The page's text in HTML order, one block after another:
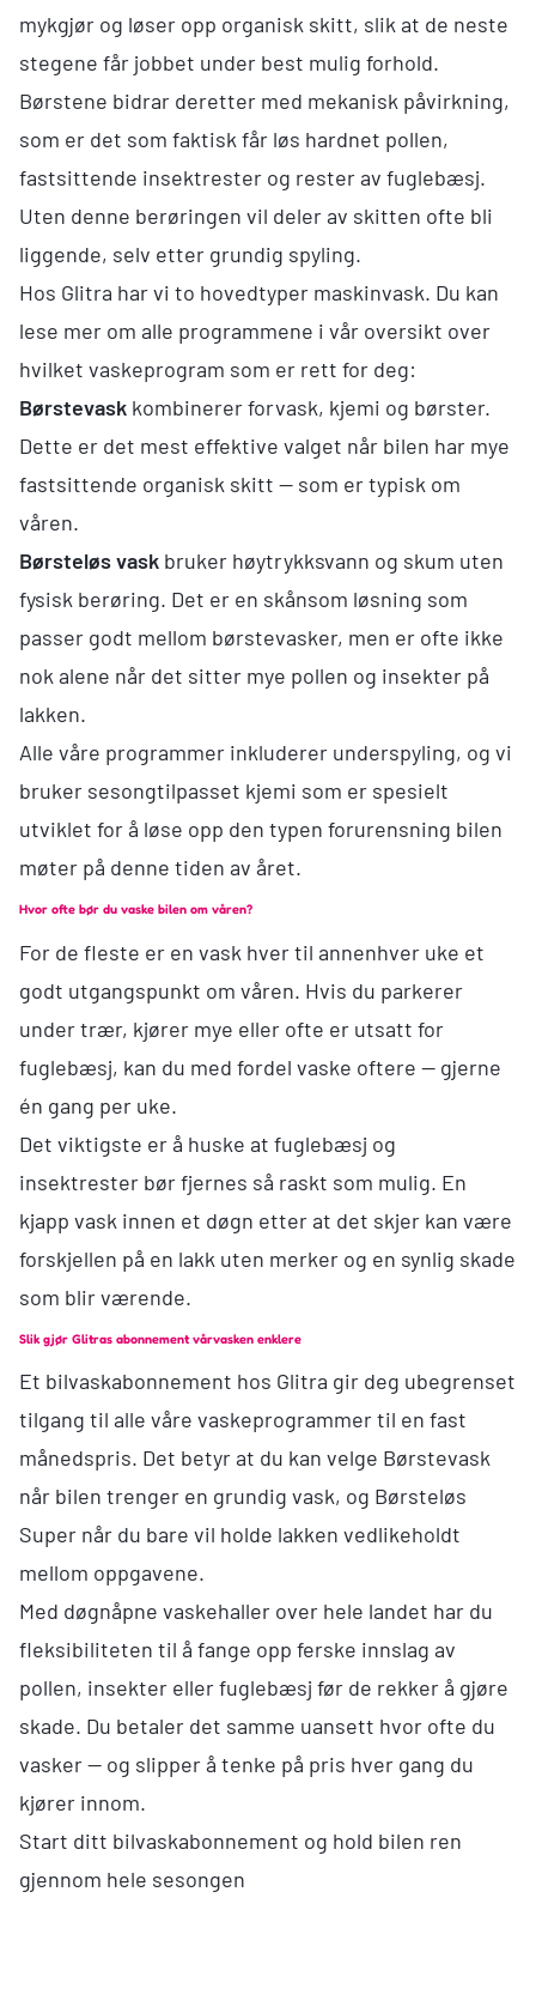
mykgjør og løser opp organisk skitt, slik at de neste
stegene får jobbet under best mulig forhold.
Børstene bidrar deretter med mekanisk påvirkning,
som er det som faktisk får løs hardnet pollen,
fastsittende insektrester og rester av fuglebæsj.
Uten denne berøringen vil deler av skitten ofte bli
liggende, selv etter grundig spyling.
Hos Glitra har vi to hovedtyper maskinvask. Du kan
lese mer om alle programmene i vår oversikt over
hvilket vaskeprogram som er rett for deg:
Børstevask kombinerer forvask, kjemi og børster.
Dette er det mest effektive valget når bilen har mye
fastsittende organisk skitt — som er typisk om
våren.
Børsteløs vask bruker høytrykksvann og skum uten
fysisk berøring. Det er en skånsom løsning som
passer godt mellom børstevasker, men er ofte ikke
nok alene når det sitter mye pollen og insekter på
lakken.
Alle våre programmer inkluderer underspyling, og vi
bruker sesongtilpasset kjemi som er spesielt
utviklet for å løse opp den typen forurensning bilen
møter på denne tiden av året.
Hvor ofte bør du vaske bilen om våren?
For de fleste er en vask hver til annenhver uke et
godt utgangspunkt om våren. Hvis du parkerer
under trær, kjører mye eller ofte er utsatt for
fuglebæsj, kan du med fordel vaske oftere — gjerne
én gang per uke.
Det viktigste er å huske at fuglebæsj og
insektrester bør fjernes så raskt som mulig. En
kjapp vask innen et døgn etter at det skjer kan være
forskjellen på en lakk uten merker og en synlig skade
som blir værende.
Slik gjør Glitras abonnement vårvasken enklere
Et bilvaskabonnement hos Glitra gir deg ubegrenset
tilgang til alle våre vaskeprogrammer til en fast
månedspris. Det betyr at du kan velge Børstevask
når bilen trenger en grundig vask, og Børsteløs
Super når du bare vil holde lakken vedlikeholdt
mellom oppgavene.
Med døgnåpne vaskehaller over hele landet har du
fleksibiliteten til å fange opp ferske innslag av
pollen, insekter eller fuglebæsj før de rekker å gjøre
skade. Du betaler det samme uansett hvor ofte du
vasker — og slipper å tenke på pris hver gang du
kjører innom.
Start ditt bilvaskabonnement og hold bilen ren
gjennom hele sesongen